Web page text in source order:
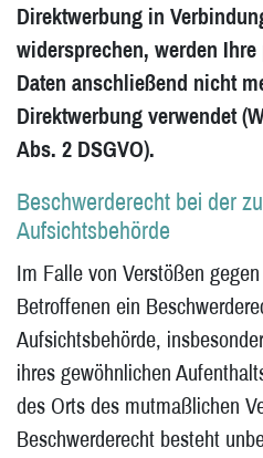
Direktwerbung in
widersprechen, werden Ihre
Daten anschließend nicht
Direktwerbung verwendet
Abs. 2 DSGVO).
Beschwerderecht bei der
Aufsichtsbehörde
Im Falle von Verstößen
Betroffenen ein
Aufsichtsbehörde,
ihres gewöhnlichen
des Orts des mutmaßlichen
Beschwerderecht besteht